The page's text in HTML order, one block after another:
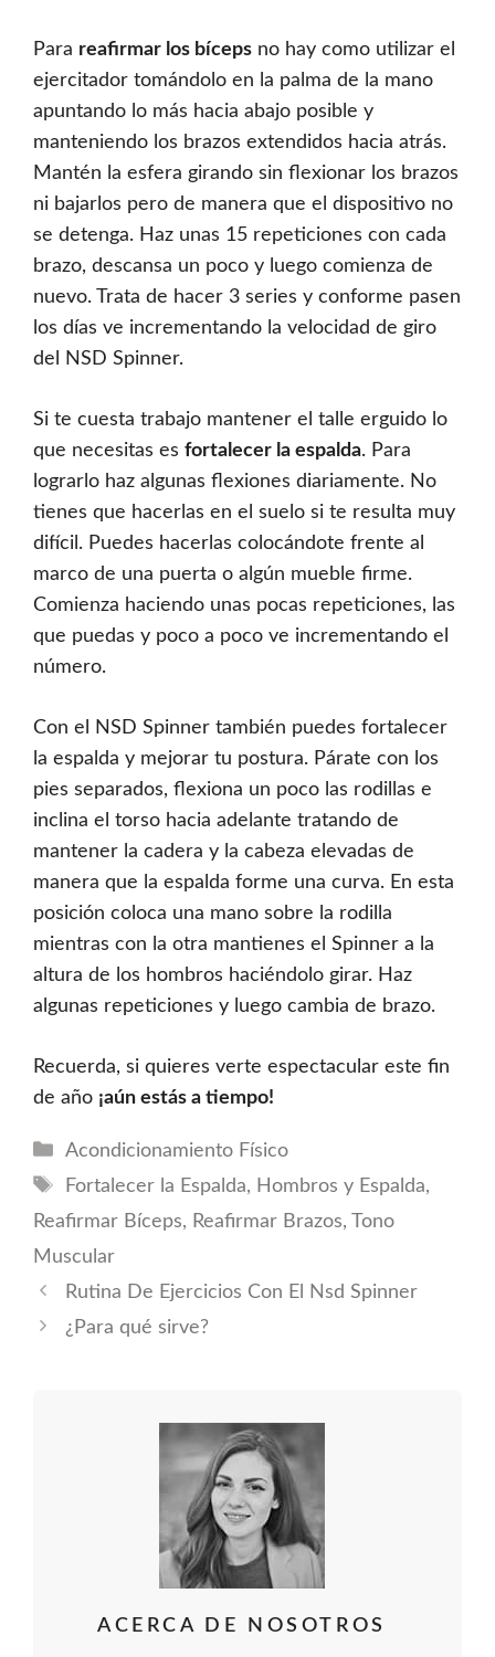
Para reafirmar los bíceps no hay como utilizar el
ejercitador tomándolo en la palma de la mano
apuntando lo más hacia abajo posible y
manteniendo los brazos extendidos hacia atrás.
Mantén la esfera girando sin flexionar los brazos
ni bajarlos pero de manera que el dispositivo no
se detenga. Haz unas 15 repeticiones con cada
brazo, descansa un poco y luego comienza de
nuevo. Trata de hacer 3 series y conforme pasen
los días ve incrementando la velocidad de giro
del NSD Spinner.
Si te cuesta trabajo mantener el talle erguido lo
que necesitas es fortalecer la espalda. Para
lograrlo haz algunas flexiones diariamente. No
tienes que hacerlas en el suelo si te resulta muy
difícil. Puedes hacerlas colocándote frente al
marco de una puerta o algún mueble firme.
Comienza haciendo unas pocas repeticiones, las
que puedas y poco a poco ve incrementando el
número.
Con el NSD Spinner también puedes fortalecer
la espalda y mejorar tu postura. Párate con los
pies separados, flexiona un poco las rodillas e
inclina el torso hacia adelante tratando de
mantener la cadera y la cabeza elevadas de
manera que la espalda forme una curva. En esta
posición coloca una mano sobre la rodilla
mientras con la otra mantienes el Spinner a la
altura de los hombros haciéndolo girar. Haz
algunas repeticiones y luego cambia de brazo.
Recuerda, si quieres verte espectacular este fin
de año ¡aún estás a tiempo!
Categorías
Acondicionamiento Físico
Etiquetas
Fortalecer la Espalda, Hombros y Espalda,
Reafirmar Bíceps, Reafirmar Brazos, Tono
Muscular
Rutina De Ejercicios Con El Nsd Spinner
¿Para qué sirve?
ACERCA DE NOSOTROS